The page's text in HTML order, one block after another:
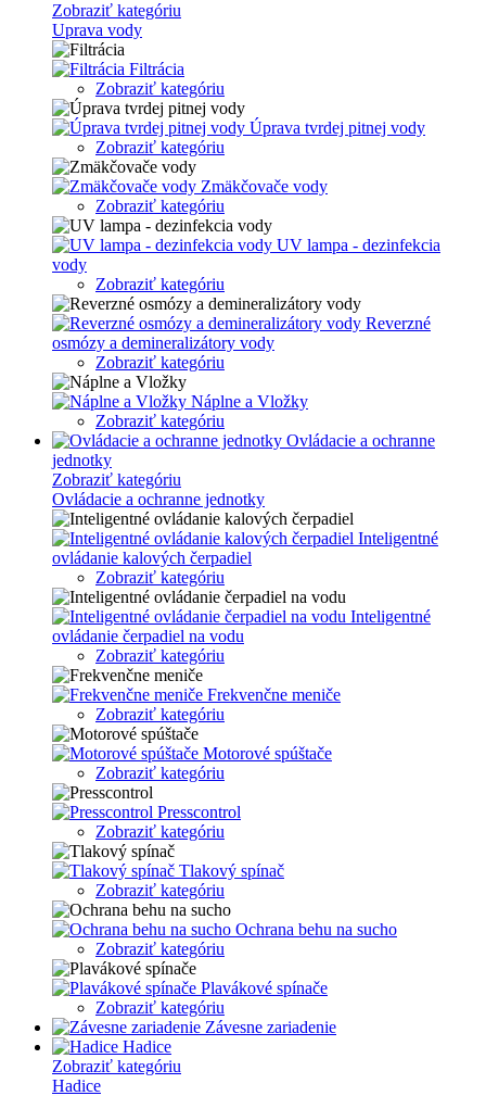
Zobraziť kategóriu
Uprava vody
Filtrácia
Zobraziť kategóriu
Úprava tvrdej pitnej vody
Zobraziť kategóriu
Zmäkčovače vody
Zobraziť kategóriu
UV lampa - dezinfekcia
vody
Zobraziť kategóriu
Reverzné
osmózy a demineralizátory vody
Zobraziť kategóriu
Náplne a Vložky
Zobraziť kategóriu
Ovládacie a ochranne
jednotky
Zobraziť kategóriu
Ovládacie a ochranne jednotky
Inteligentné
ovládanie kalových čerpadiel
Zobraziť kategóriu
Inteligentné
ovládanie čerpadiel na vodu
Zobraziť kategóriu
Frekvenčne meniče
Zobraziť kategóriu
Motorové spúštače
Zobraziť kategóriu
Presscontrol
Zobraziť kategóriu
Tlakový spínač
Zobraziť kategóriu
Ochrana behu na sucho
Zobraziť kategóriu
Plavákové spínače
Zobraziť kategóriu
Závesne zariadenie
Hadice
Zobraziť kategóriu
Hadice